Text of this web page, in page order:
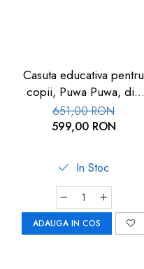
Casuta educativa pentru
copii, Puwa Puwa, din
spuma
651,00 RON
599,00 RON
In Stoc
ADAUGA IN COS